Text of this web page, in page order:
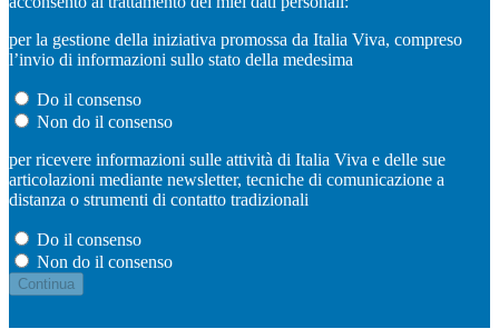
per la gestione della iniziativa promossa da Italia Viva, compreso
l’invio di informazioni sullo stato della medesima
Do il consenso
Non do il consenso
per ricevere informazioni sulle attività di Italia Viva e delle sue
articolazioni mediante newsletter, tecniche di comunicazione a
distanza o strumenti di contatto tradizionali
Do il consenso
Non do il consenso